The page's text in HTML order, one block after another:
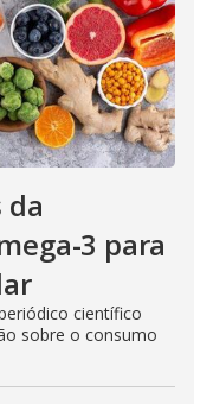
da
3 para
científico
sobre o consumo